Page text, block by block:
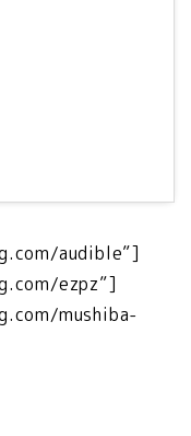
audible”]
ezpz”]
mushiba-